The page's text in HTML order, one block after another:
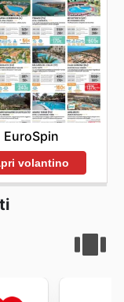
EuroSpin
volantino